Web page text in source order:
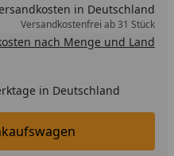
in Deutschland
Versandkostenfrei ab 31 Stück
nach Menge und Land
in Deutschland
den Einkaufswagen legen